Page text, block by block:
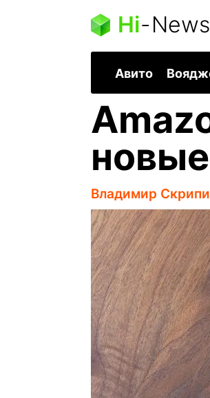
Hi-
Авито
Владимир